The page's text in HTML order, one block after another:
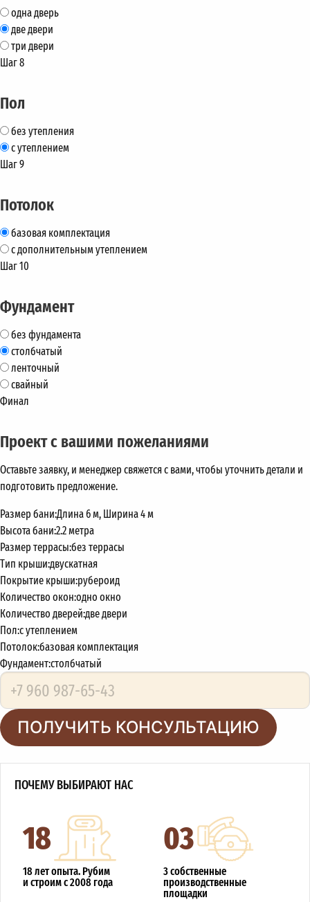
одна дверь
две двери
три двери
Шаг 8
Пол
без утепления
с утеплением
Шаг 9
Потолок
базовая комплектация
с дополнительным утеплением
Шаг 10
Фундамент
без фундамента
столбчатый
ленточный
свайный
Финал
Проект с вашими пожеланиями
Оставьте заявку, и менеджер свяжется с вами, чтобы уточнить детали и
подготовить предложение.
Размер бани:Длина 6 м, Ширина 4 м
Высота бани:2.2 метра
Размер террасы:без террасы
Тип крыши:двускатная
Покрытие крыши:рубероид
Количество окон:одно окно
Количество дверей:две двери
Пол:с утеплением
Потолок:базовая комплектация
Фундамент:столбчатый
ПОЛУЧИТЬ КОНСУЛЬТАЦИЮ
ПОЧЕМУ ВЫБИРАЮТ НАС
18
18 лет опыта. Рубим
и строим с 2008 года
03
3 собственные
производственные
площадки